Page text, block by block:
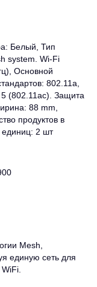
Белый, Тип
system. Wi-Fi
Основной
802.11a,
(802.11ac). Защита
88 mm,
продуктов в
единиц: 2 шт
Mesh,
единую сеть для